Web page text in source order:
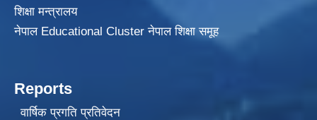
शिक्षा मन्त्रालय
नेपाल Educational Cluster नेपाल शिक्षा समूह
Reports
वार्षिक प्रगति प्रतिवेदन